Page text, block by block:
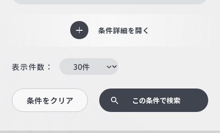
条件詳細を開く
表示件数：
条件をクリア この条件で検索